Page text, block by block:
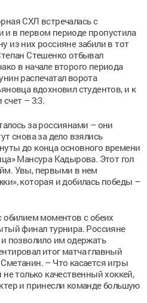
СХЛ встречалась с
в первом периоде пропустила
из них россияне забили в тот
Стешенко отбывал
в начале второго периода
распечатал ворота
вдохновил студентов, и к
– 3:3.
за россиянами – они
снова за дело взялись
до конца основного времени
Мансура Кадырова. Этот гол
Увы, первыми в нем
которая и добилась победы –
обилием моментов с обеих
финал турнира. Россияне
позволило им одержать
итог матча главный
– Что касается игры
только качественный хоккей,
и принесли команде большую